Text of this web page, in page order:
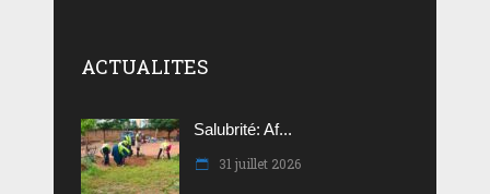
ACTUALITES
Salubrité: Af...
31 juillet 2026